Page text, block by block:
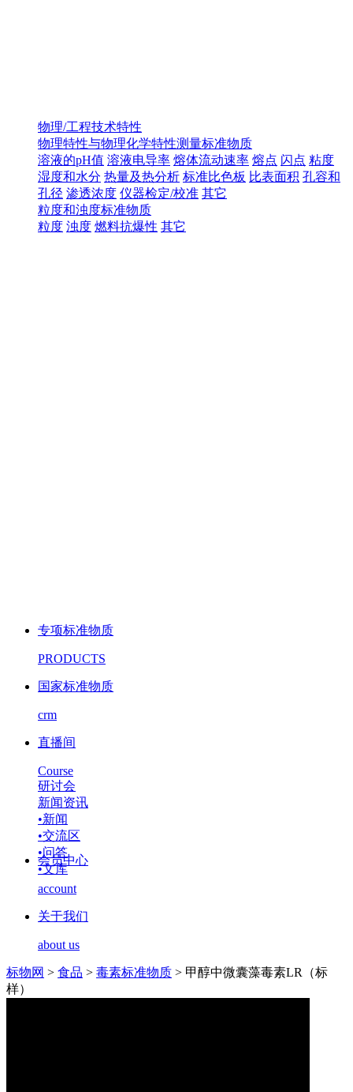
物理/工程技术特性
物理特性与物理化学特性测量标准物质
溶液的pH值 溶液电导率 熔体流动速率 熔点 闪点 粘度
湿度和水分 热量及热分析 标准比色板 比表面积 孔容和
孔径 渗透浓度 仪器检定/校准 其它
粒度和浊度标准物质
粒度 浊度 燃料抗爆性 其它
专项标准物质
PRODUCTS
国家标准物质
crm
直播间
Course
研讨会
新闻资讯
•新闻
•交流区
•问答
•文库
会员中心
account
关于我们
about us
标物网 > 食品 > 毒素标准物质 > 甲醇中微囊藻毒素LR（标
样）